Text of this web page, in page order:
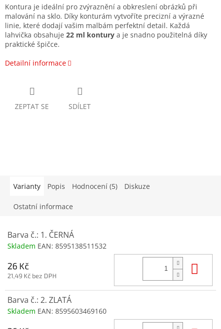
Kontura je ideální pro zvýraznění a obkreslení obrázků při
malování na sklo. Díky konturám vytvoříte precizní a výrazné
linie, které dodají vašim malbám perfektní detail. Každá
lahvička obsahuje 22 ml kontury a je snadno použitelná díky
praktické špičce.
Detailní informace
ZEPTAT SE SDÍLET
Varianty Popis Hodnocení (5) Diskuze
Ostatní informace
Barva č.: 1. ČERNÁ
Skladem EAN: 8595138511532
26 Kč
21,49 Kč bez DPH
Barva č.: 2. ZLATÁ
Skladem EAN: 8595603469160